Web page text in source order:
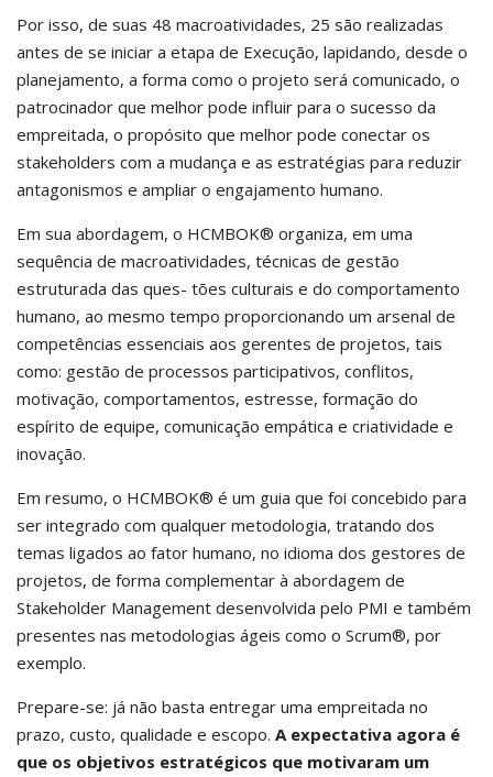
Por isso, de suas 48 macroatividades, 25 são realizadas
antes de se iniciar a etapa de Execução, lapidando, desde o
planejamento, a forma como o projeto será comunicado, o
patrocinador que melhor pode influir para o sucesso da
empreitada, o propósito que melhor pode conectar os
stakeholders com a mudança e as estratégias para reduzir
antagonismos e ampliar o engajamento humano.
Em sua abordagem, o HCMBOK® organiza, em uma
sequência de macroatividades, técnicas de gestão
estruturada das ques- tões culturais e do comportamento
humano, ao mesmo tempo proporcionando um arsenal de
competências essenciais aos gerentes de projetos, tais
como: gestão de processos participativos, conflitos,
motivação, comportamentos, estresse, formação do
espírito de equipe, comunicação empática e criatividade e
inovação.
Em resumo, o HCMBOK® é um guia que foi concebido para
ser integrado com qualquer metodologia, tratando dos
temas ligados ao fator humano, no idioma dos gestores de
projetos, de forma complementar à abordagem de
Stakeholder Management desenvolvida pelo PMI e também
presentes nas metodologias ágeis como o Scrum®, por
exemplo.
Prepare-se: já não basta entregar uma empreitada no
prazo, custo, qualidade e escopo. A expectativa agora é
que os objetivos estratégicos que motivaram um